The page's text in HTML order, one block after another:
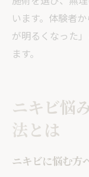
います。体験者
が明るくなった
ます。
ニキビ悩
法とは
ニキビに悩む方